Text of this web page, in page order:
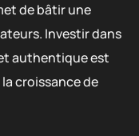
de bâtir une
Investir dans
authentique est
croissance de